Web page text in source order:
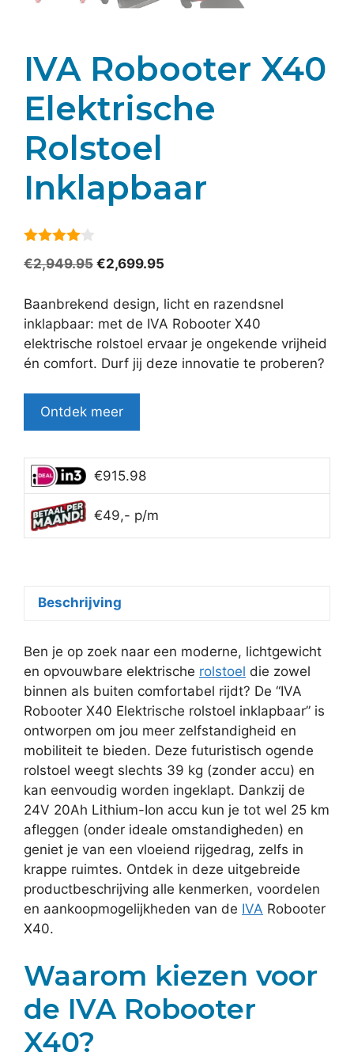
IVA Robooter X40
Elektrische
Rolstoel
Inklapbaar
€2,949.95 Oorspronkelijke
was:
€2,949.95.
€2,699.95
is:
€2,699.95.
Baanbrekend design, licht en razendsnel
inklapbaar: met de IVA Robooter X40
elektrische rolstoel ervaar je ongekende vrijheid
én comfort. Durf jij deze innovatie te proberen?
Ontdek meer
€915.98
€49,- p/m
Beschrijving
Ben je op zoek naar een moderne, lichtgewicht
en opvouwbare elektrische rolstoel die zowel
binnen als buiten comfortabel rijdt? De “IVA
Robooter X40 Elektrische rolstoel inklapbaar” is
ontworpen om jou meer zelfstandigheid en
mobiliteit te bieden. Deze futuristisch ogende
rolstoel weegt slechts 39 kg (zonder accu) en
kan eenvoudig worden ingeklapt. Dankzij de
24V 20Ah Lithium-Ion accu kun je tot wel 25 km
afleggen (onder ideale omstandigheden) en
geniet je van een vloeiend rijgedrag, zelfs in
krappe ruimtes. Ontdek in deze uitgebreide
productbeschrijving alle kenmerken, voordelen
en aankoopmogelijkheden van de IVA Robooter
X40.
Waarom kiezen voor
de IVA Robooter
X40?